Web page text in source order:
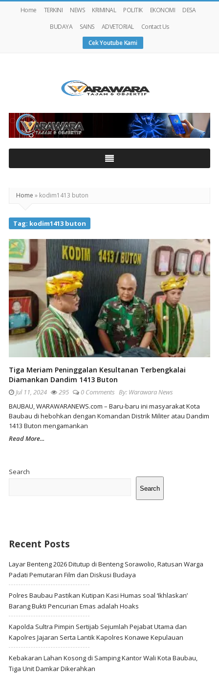
Home TERKINI NEWS KRIMINAL POLITIK EKONOMI
DESA
BUDAYA
SAINS ADVETORIAL
Contact Us
Cek Youtube Kami
Warawaranews
Home » kodim1413 buton
Tag: kodim1413 buton
Tiga Meriam Peninggalan Kesultanan Terbengkalai
Diamankan Dandim 1413 Buton
Jul 11, 2024 295 0 Comments By: Warawara News
BAUBAU, WARAWARANEWS.com – Baru-baru ini masyarakat Kota
Baubau di hebohkan dengan Komandan Distrik Militer atau Dandim
1413 Buton mengamankan
Read More...
Search
Search
Recent Posts
Layar Benteng 2026 Ditutup di Benteng Sorawolio, Ratusan Warga
Padati Pemutaran Film dan Diskusi Budaya
Polres Baubau Pastikan Kutipan Kasi Humas soal ‘Ikhlaskan’
Barang Bukti Pencurian Emas adalah Hoaks
Kapolda Sultra Pimpin Sertijab Sejumlah Pejabat Utama dan
Kapolres Jajaran Serta Lantik Kapolres Konawe Kepulauan
Kebakaran Lahan Kosong di Samping Kantor Wali Kota Baubau,
Tiga Unit Damkar Dikerahkan